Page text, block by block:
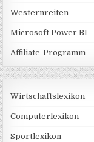
Westernreiten
Microsoft Power BI
Affiliate-Programm
Wirtschaftslexikon
Computerlexikon
Sportlexikon